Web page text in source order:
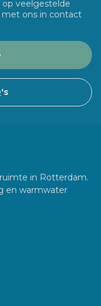
veelgestelde
met ons in contact
in Rotterdam.
en warmwater